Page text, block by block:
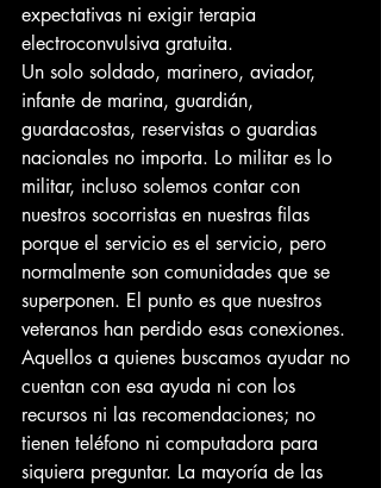
expectativas ni exigir terapia
electroconvulsiva gratuita.
Un solo soldado, marinero, aviador,
infante de marina, guardián,
guardacostas, reservistas o guardias
nacionales no importa. Lo militar es lo
militar, incluso solemos contar con
nuestros socorristas en nuestras filas
porque el servicio es el servicio, pero
normalmente son comunidades que se
superponen. El punto es que nuestros
veteranos han perdido esas conexiones.
Aquellos a quienes buscamos ayudar no
cuentan con esa ayuda ni con los
recursos ni las recomendaciones; no
tienen teléfono ni computadora para
siquiera preguntar. La mayoría de las